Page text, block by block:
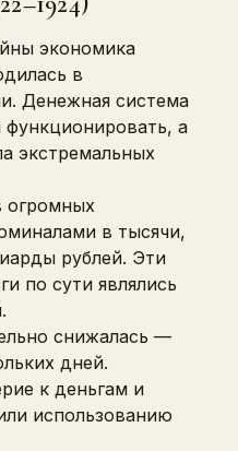
экономика
в
Денежная система
функционировать, а
экстремальных
огромных
в тысячи,
рублей. Эти
по сути являлись
снижалась —
дней.
к деньгам и
использованию